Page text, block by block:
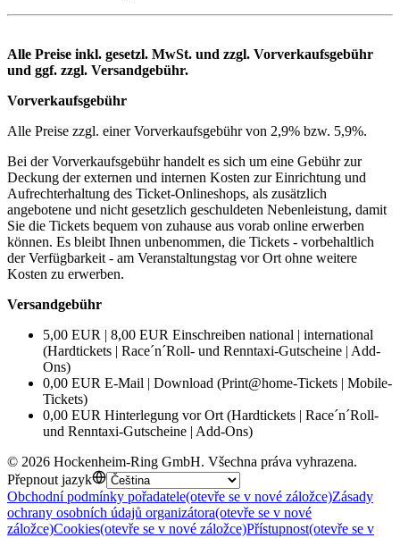
Alle Preise inkl. gesetzl. MwSt. und zzgl. Vorverkaufsgebühr
und ggf. zzgl. Versandgebühr.
Vorverkaufsgebühr
Alle Preise zzgl. einer Vorverkaufsgebühr von 2,9% bzw. 5,9%.
Bei der Vorverkaufsgebühr handelt es sich um eine Gebühr zur
Deckung der externen und internen Kosten zur Einrichtung und
Aufrechterhaltung des Ticket-Onlineshops, als zusätzlich
angebotene und nicht gesetzlich geschuldeten Nebenleistung, damit
Sie die Tickets bequem von zuhause aus vorab online erwerben
können. Es bleibt Ihnen unbenommen, die Tickets - vorbehaltlich
der Verfügbarkeit - am Veranstaltungstag vor Ort ohne weitere
Kosten zu erwerben.
Versandgebühr
5,00 EUR | 8,00 EUR Einschreiben national | international
(Hardtickets | Race´n´Roll- und Renntaxi-Gutscheine | Add-
Ons)
0,00 EUR E-Mail | Download (Print@home-Tickets | Mobile-
Tickets)
0,00 EUR Hinterlegung vor Ort (Hardtickets | Race´n´Roll-
und Renntaxi-Gutscheine | Add-Ons)
© 2026 Hockenheim-Ring GmbH. Všechna práva vyhrazena.
Přepnout jazyk
Obchodní podmínky pořadatele(otevře se v nové záložce)Zásady
ochrany osobních údajů organizátora(otevře se v nové
záložce)Cookies(otevře se v nové záložce)Přístupnost(otevře se v